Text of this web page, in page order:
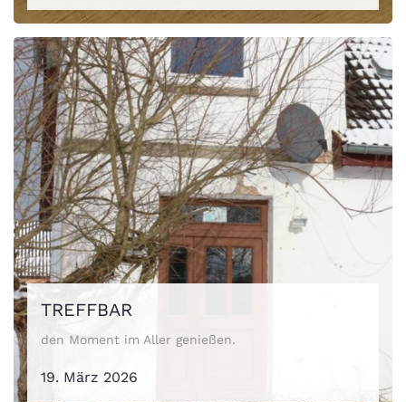
TREFFBAR
den Moment im Aller genießen.
19. März 2026